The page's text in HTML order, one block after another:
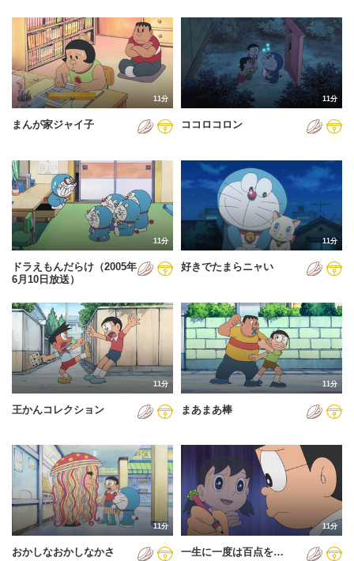
11分
まんが家ジャイ子
11分
ココロコロン
11分
ドラえもんだらけ（2005年
6月10日放送）
11分
好きでたまらニャい
11分
王かんコレクション
11分
まあまあ棒
11分
おかしなおかしなかさ
11分
一生に一度は百点を…